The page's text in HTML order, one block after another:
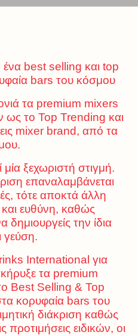
best selling και top
bars του κόσμου
τα premium mixers
ως το Top Trending και
mixer brand, από τα
ξεχωριστή στιγμή.
επαναλαμβάνεται
τότε αποκτά άλλη
ευθύνη, καθώς
δημιουργείς την ίδια
γεύση.
International για
τα premium
Best Selling & Top
κορυφαία bars του
διάκριση καθώς
προτιμήσεις ειδικών, οι